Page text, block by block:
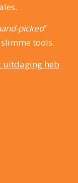
picked’
tools.
uitdaging heb